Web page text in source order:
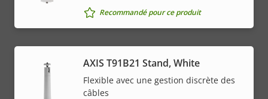
Recommandé pour ce produit
AXIS T91B21 Stand, White
Flexible avec une gestion discrète des
câbles